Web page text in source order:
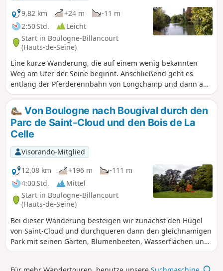
9,82 km
+24 m
-11 m
2:50 Std.
Leicht
Start in Boulogne-Billancourt
(Hauts-de-Seine)
Eine kurze Wanderung, die auf einem wenig bekannten
Weg am Ufer der Seine beginnt. Anschließend geht es
entlang der Pferderennbahn von Longchamp und dann an
den Teichen von Suresnes und Longchamp vorbei. Nach
einem kurzen Abstecher zur Grande Cascade erreicht man
den Lac Supérieur und erkundet dessen Südspitze. Die Tour
endet mit einer Überquerung der Pferderennbahn von
Auteuil, natürlich nur an Tagen, an denen dort keine
Pferderennen stattfinden.
Von Boulogne nach Bougival durch den
Parc de Saint-Cloud und den Bois de La
Celle
Visorando-Mitglied
12,08 km
+196 m
-111 m
4:00 Std.
Mittel
Start in Boulogne-Billancourt
(Hauts-de-Seine)
Bei dieser Wanderung besteigen wir zunächst den Hügel
von Saint-Cloud und durchqueren dann den gleichnamigen
Park mit seinen Gärten, Blumenbeeten, Wasserflächen und
Statuen griechisch-römischer Inspiration. Anschließend